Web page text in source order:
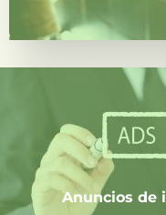
Muestra tu
destacadas o una
Anuncios de